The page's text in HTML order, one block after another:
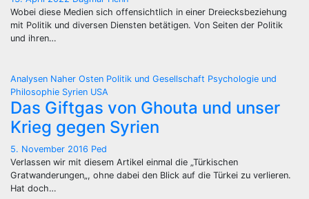
Wobei diese Medien sich offensichtlich in einer Dreiecksbeziehung
mit Politik und diversen Diensten betätigen. Von Seiten der Politik
und ihren…
Analysen Naher Osten Politik und Gesellschaft Psychologie und
Philosophie Syrien USA
Das Giftgas von Ghouta und unser
Krieg gegen Syrien
5. November 2016 Ped
Verlassen wir mit diesem Artikel einmal die „Türkischen
Gratwanderungen„, ohne dabei den Blick auf die Türkei zu verlieren.
Hat doch…